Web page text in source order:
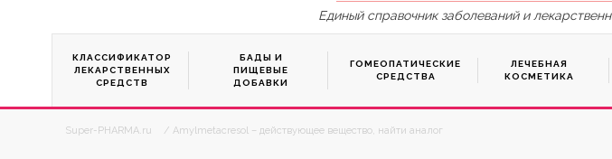
Единый справочник заболеваний и
КЛАССИФИКАТОР
ЛЕКАРСТВЕННЫХ
СРЕДСТВ
БАДЫ И
ПИЩЕВЫЕ
ДОБАВКИ
ГОМЕОПАТИЧЕСКИЕ
СРЕДСТВА
ЛЕЧЕБНАЯ
КОСМЕТИКА
Super-PHARMA.ru / Amylmetacresol – действующее вещество, найти аналог